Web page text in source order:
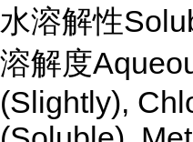
水溶解性
溶解度
(Slightly),